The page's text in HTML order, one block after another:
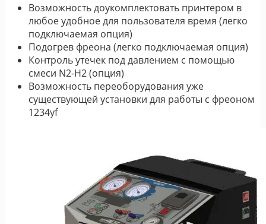
Возможность доукомплектовать принтером в
любое удобное для пользователя время (легко
подключаемая опция)
Подогрев фреона (легко подключаемая опция)
Контроль утечек под давлением с помощью
смеси N2-H2 (опция)
Возможность переоборудования уже
существующей установки для работы с фреоном
1234yf